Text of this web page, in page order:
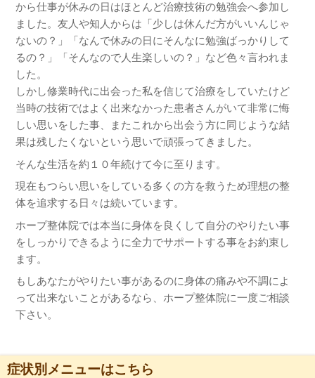
から仕事が休みの日はほとんど治療技術の勉強会へ参加し
ました。友人や知人からは「少しは休んだ方がいいんじゃ
ないの？」「なんで休みの日にそんなに勉強ばっかりして
るの？」「そんなので人生楽しいの？」など色々言われま
した。
しかし修業時代に出会った私を信じて治療をしていたけど
当時の技術ではよく出来なかった患者さんがいて非常に悔
しい思いをした事、またこれから出会う方に同じような結
果は残したくないという思いで頑張ってきました。
そんな生活を約１０年続けて今に至ります。
現在もつらい思いをしている多くの方を救うため理想の整
体を追求する日々は続いています。
ホープ整体院では本当に身体を良くして自分のやりたい事
をしっかりできるように全力でサポートする事をお約束し
ます。
もしあなたがやりたい事があるのに身体の痛みや不調によ
って出来ないことがあるなら、ホープ整体院に一度ご相談
下さい。
症状別メニューはこちら